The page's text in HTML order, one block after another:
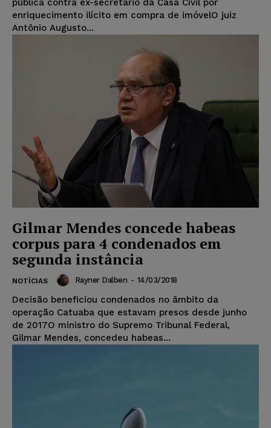
pública contra ex-secretário da Casa Cívil por
enriquecimento ilícito em compra de imóvelO juiz
Antônio Augusto...
Gilmar Mendes concede habeas
corpus para 4 condenados em
segunda instância
NOTÍCIAS Rayner Dalben - 14/03/2018
Decisão beneficiou condenados no âmbito da
operação Catuaba que estavam presos desde junho
de 2017O ministro do Supremo Tribunal Federal,
Gilmar Mendes, concedeu habeas...